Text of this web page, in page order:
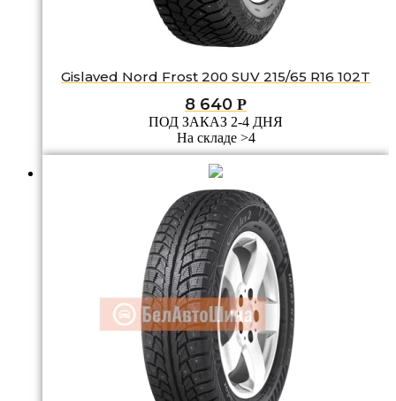
Gislaved Nord Frost 200 SUV 215/65 R16 102T
8 640 Р
ПОД ЗАКАЗ 2-4 ДНЯ
На складе >4